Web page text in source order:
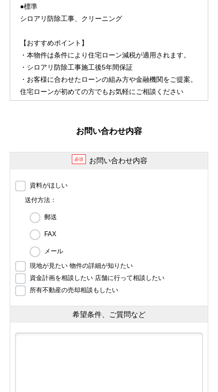
●標準
シロアリ防除工事、クリーニング
【おすすめポイント】
・本物件は条件により住宅ローン減税が適用されます。
・シロアリ防除工事施工後5年間保証
・お客様に合わせたローンの組み方や金融機関をご提案。
住宅ローンが初めての方でもお気軽にご相談ください
お問い合わせ内容
必須 お問い合わせ内容
資料がほしい
送付方法：
郵送
FAX
メール
現地が見たい 物件の詳細が知りたい
資金計画を相談したい 店舗に行って相談したい
所有不動産の売却相談もしたい
希望条件、ご質問など